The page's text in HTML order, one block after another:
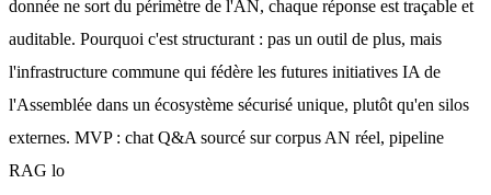
donnée ne sort du périmètre de l'AN, chaque réponse est traçable et
auditable. Pourquoi c'est structurant : pas un outil de plus, mais
l'infrastructure commune qui fédère les futures initiatives IA de
l'Assemblée dans un écosystème sécurisé unique, plutôt qu'en silos
externes. MVP : chat Q&A sourcé sur corpus AN réel, pipeline
RAG lo